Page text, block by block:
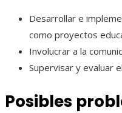
Desarrollar e
como proyectos
Involucrar a la
Supervisar y evaluar
Posibles